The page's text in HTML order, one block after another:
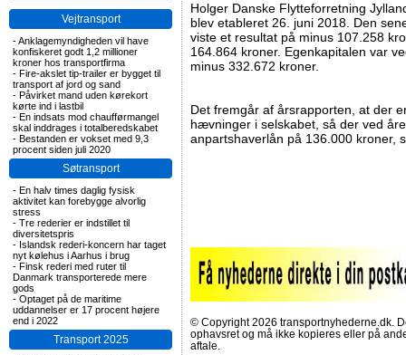
Vejtransport
-Anklagemyndigheden vil have
konfiskeret godt 1,2 millioner
kroner hos transportfirma
- Fire-akslet tip-trailer er bygget til
transport af jord og sand
- Påvirket mand uden kørekort
kørte ind i lastbil
- En indsats mod chaufførmangel
skal inddrages i totalberedskabet
- Bestanden er vokset med 9,3
procent siden juli 2020
Søtransport
- En halv times daglig fysisk
aktivitet kan forebygge alvorlig
stress
- Tre rederier er indstillet til
diversitetspris
- Islandsk rederi-koncern har taget
nyt kølehus i Aarhus i brug
- Finsk rederi med ruter til
Danmark transporterede mere
gods
- Optaget på de maritime
uddannelser er 17 procent højere
end i 2022
Transport 2025
Holger Danske Flytteforretning
blev etableret 26. juni 2018. Den
viste et resultat på minus 107.258
164.864 kroner. Egenkapitalen var
minus 332.672 kroner.
Det fremgår af årsrapporten, at der
hævninger i selskabet, så der ved
anpartshaverlån på 136.000 kroner,
© Copyright 2026 transportnyhederne.dk.
ophavsret og må ikke kopieres eller på
aftale.